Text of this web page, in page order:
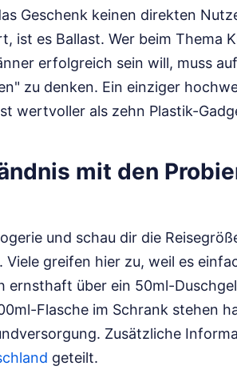
Geschenk keinen direkten
ist es Ballast. Wer beim Thema
erfolgreich sein will, muss
zu denken. Ein einziger
wertvoller als zehn Plastik-
mit den
und schau dir die
greifen hier zu, weil es
ernsthaft über ein 50ml-
Flasche im Schrank stehen
Zusätzliche
geteilt.